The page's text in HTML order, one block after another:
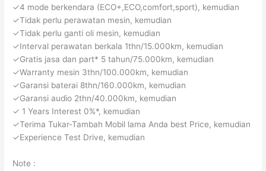
✓4 mode berkendara (ECO+,ECO,comfort,sport), kemudian
✓Tidak perlu perawatan mesin, kemudian
✓Tidak perlu ganti oli mesin, kemudian
✓Interval perawatan berkala 1thn/15.000km, kemudian
✓Gratis jasa dan part* 5 tahun/75.000km, kemudian
✓Warranty mesin 3thn/100.000km, kemudian
✓Garansi baterai 8thn/160.000km, kemudian
✓Garansi audio 2thn/40.000km, kemudian
✓ 1 Years Interest 0%*, kemudian
✓Terima Tukar-Tambah Mobil lama Anda best Price, kemudian
✓Experience Test Drive, kemudian
Note :